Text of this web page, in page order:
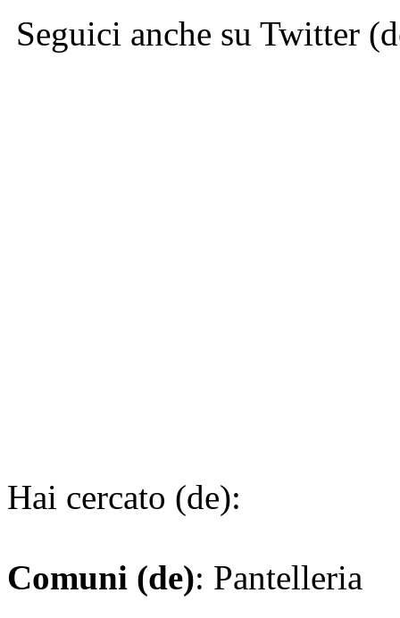
Seguici anche su Twitter
Hai cercato (de):
Comuni (de): Pantelleria